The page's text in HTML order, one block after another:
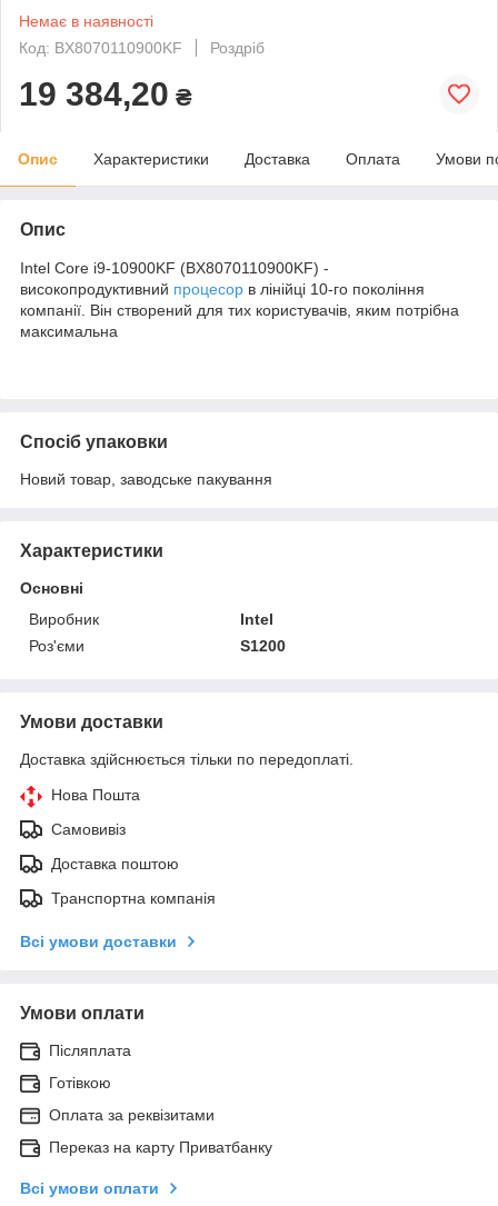
Немає в наявності
Код: BX8070110900KF
Роздріб
19 384,20 ₴
Опис Характеристики Доставка Оплата Умови
Опис
Intel Core i9-10900KF (BX8070110900KF) -
високопродуктивний процесор в лінійці 10-го покоління
компанії. Він створений для тих користувачів, яким потрібна
максимальна
Спосіб упаковки
Новий товар, заводське пакування
Характеристики
Основні
Виробник
Intel
Роз'єми
S1200
Умови доставки
Доставка здійснюється тільки по передоплаті.
Нова Пошта
Самовивіз
Доставка поштою
Транспортна компанія
Всі умови доставки
Умови оплати
Післяплата
Готівкою
Оплата за реквізитами
Переказ на карту Приватбанку
Всі умови оплати